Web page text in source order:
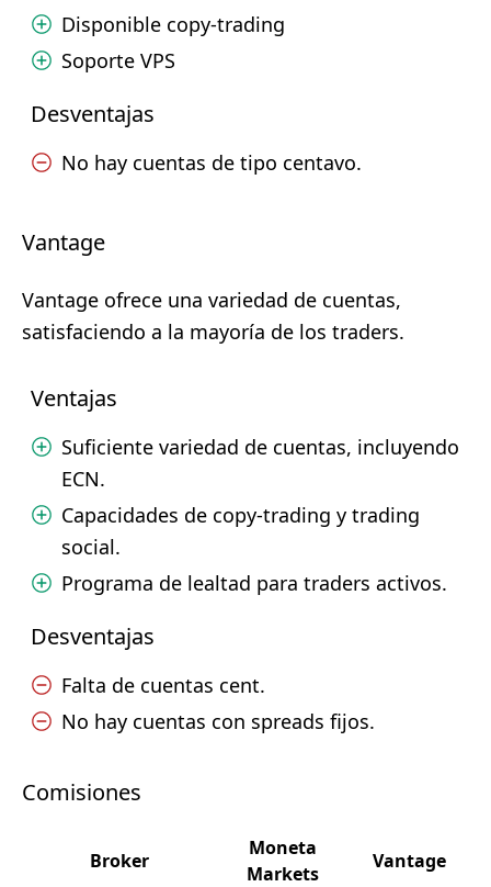
Disponible copy-trading
Soporte VPS
Desventajas
No hay cuentas de tipo centavo.
Vantage
Vantage ofrece una variedad de cuentas,
satisfaciendo a la mayoría de los traders.
Ventajas
Suficiente variedad de cuentas, incluyendo
ECN.
Capacidades de copy-trading y trading
social.
Programa de lealtad para traders activos.
Desventajas
Falta de cuentas cent.
No hay cuentas con spreads fijos.
Comisiones
Broker
Moneta
Markets
Vantage